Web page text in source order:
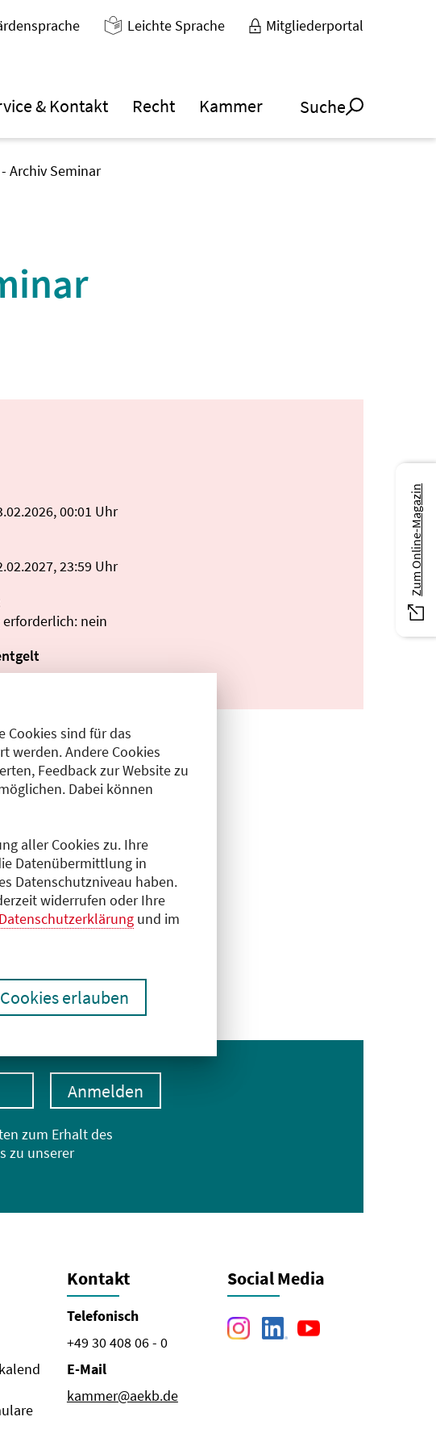
Cookies sind für das
werden. Andere Cookies
Feedback zur Website zu
Dabei können
aller Cookies zu. Ihre
Datenübermittlung in
Datenschutzniveau haben.
widerrufen oder Ihre
Datenschutzerklärung und im
erlauben
Leichte Sprache Mitgliederportal
& Kontakt Recht Kammer Suche
Archiv Seminar
00:01 Uhr
23:59 Uhr
nein
zum Erhalt des
zu unserer
Anmelden
Kontakt
Telefonisch
+49 30 408 06 - 0
E-Mail
kammer@aekb.de
Social Media
Zum Online-Magazin